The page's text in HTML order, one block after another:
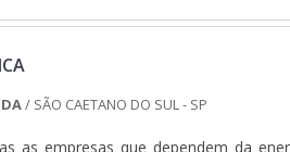
/ SÃO CAETANO DO SUL - SP
as empresas que dependem da